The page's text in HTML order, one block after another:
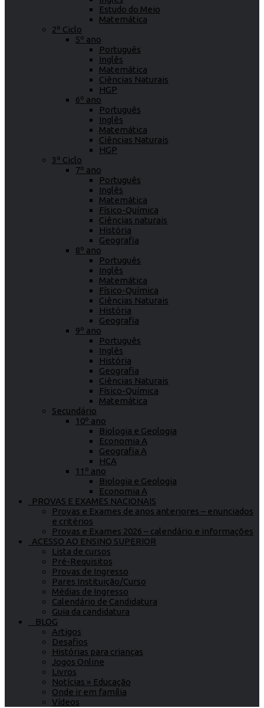
Estudo do Meio
Matemática
2º Ciclo
5º ano
Português
Inglês
Matemática
Ciências Naturais
HGP
6º ano
Português
Inglês
Matemática
Ciências Naturais
HGP
3º Ciclo
7º ano
Português
Inglês
Matemática
Físico-Química
Ciências naturais
História
Geografia
8º ano
Português
Inglês
Matemática
Físico-Química
Ciências Naturais
História
Geografia
9º ano
Português
Inglês
História
Geografia
Ciências Naturais
Físico-Química
Matemática
Secundário
10º ano
Biologia e Geologia
Economia A
Geografia A
HCA
11º ano
Biologia e Geologia
Economia A
PROVAS E EXAMES NACIONAIS
Provas e Exames de anos anteriores – enunciados
e critérios
Provas e Exames 2026 – calendário e informações
ACESSO AO ENSINO SUPERIOR
Lista de cursos
Pré-Requisitos
Provas de Ingresso
Pares Instituição/Curso
Médias de Ingresso
Calendário de Candidatura
Guia da candidatura
BLOG
Artigos
Desafios
Histórias para crianças
Jogos Online
Livros
Notícias » Educação
Onde ir em família
Vídeos